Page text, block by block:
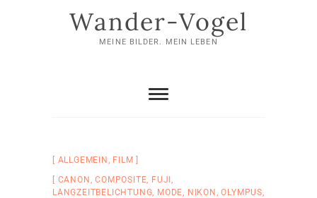
Wander-Vogel
MEINE BILDER. MEIN LEBEN
ALLGEMEIN , FILM
CANON ,COMPOSITE, FUJI,
LANGZEITBELICHTUNG, MODE, NIKON ,OLYMPUS,